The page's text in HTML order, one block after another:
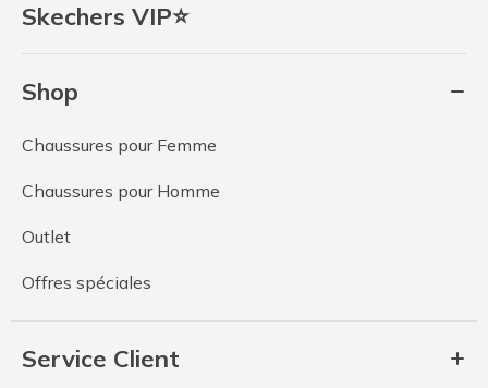
Skechers VIP⭐
Shop
Chaussures pour Femme
Chaussures pour Homme
Outlet
Offres spéciales
Service Client